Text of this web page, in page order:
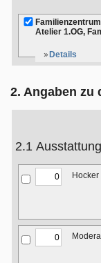
Atelier 1.OG,
Details
2. Angaben zu
2.1 Ausstattung